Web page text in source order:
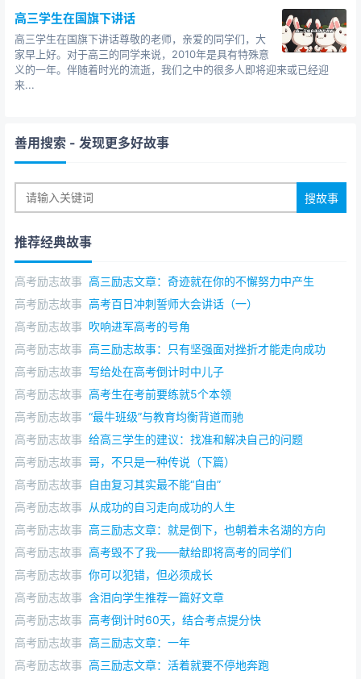
高三学生在国旗下讲话
高三学生在国旗下讲话尊敬的老师，亲爱的同学们，大
家早上好。对于高三的同学来说，2010年是具有特殊意
义的一年。伴随着时光的流逝，我们之中的很多人即将迎来或已经迎
来...
善用搜索 - 发现更多好故事
推荐经典故事
高考励志故事 高三励志文章：奇迹就在你的不懈努力中产生
高考励志故事 高考百日冲刺誓师大会讲话（一）
高考励志故事 吹响进军高考的号角
高考励志故事 高三励志故事：只有坚强面对挫折才能走向成功
高考励志故事 写给处在高考倒计时中儿子
高考励志故事 高考生在考前要练就5个本领
高考励志故事 “最牛班级”与教育均衡背道而驰
高考励志故事 给高三学生的建议：找准和解决自己的问题
高考励志故事 哥，不只是一种传说（下篇）
高考励志故事 自由复习其实最不能“自由”
高考励志故事 从成功的自习走向成功的人生
高考励志故事 高三励志文章：就是倒下，也朝着未名湖的方向
高考励志故事 高考毁不了我——献给即将高考的同学们
高考励志故事 你可以犯错，但必须成长
高考励志故事 含泪向学生推荐一篇好文章
高考励志故事 高考倒计时60天，结合考点提分快
高考励志故事 高三励志文章：一年
高考励志故事 高三励志文章：活着就要不停地奔跑